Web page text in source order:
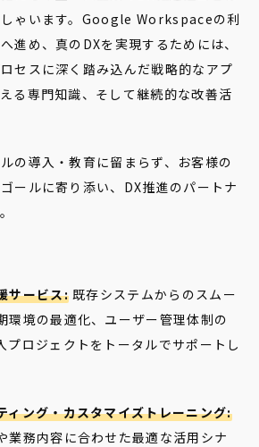
しゃいます。Google Workspaceの利
進め、真のDXを実現するためには、
セスに深く踏み込んだ戦略的なアプ
る専門知識、そして継続的な改善活
の導入・教育に留まらず、お客様の
ールに寄り添い、DX推進のパートナ
サービス:既存システムからのスムー
環境の最適化、ユーザー管理体制の
プロジェクトをトータルでサポートし
ィング・カスタマイズトレーニング:
業務内容に合わせた最適な活用シナ